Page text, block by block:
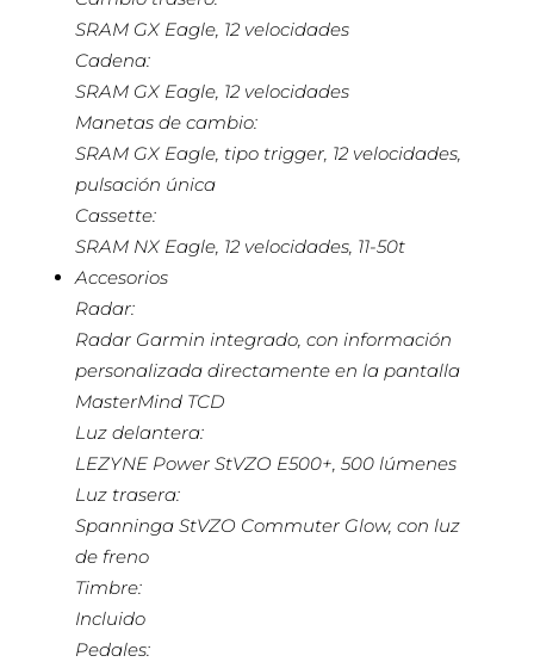
SRAM GX Eagle, 12 velocidades
Cadena:
SRAM GX Eagle, 12 velocidades
Manetas de cambio:
SRAM GX Eagle, tipo trigger, 12 velocidades,
pulsación única
Cassette:
SRAM NX Eagle, 12 velocidades, 11-50t
Accesorios
Radar:
Radar Garmin integrado, con información
personalizada directamente en la pantalla
MasterMind TCD
Luz delantera:
LEZYNE Power StVZO E500+, 500 lúmenes
Luz trasera:
Spanninga StVZO Commuter Glow, con luz
de freno
Timbre:
Incluido
Pedales: